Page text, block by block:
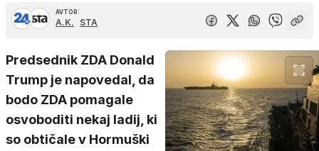
AVTOR:
A.K. STA
Predsednik ZDA Donald
Trump je napovedal, da
bodo ZDA pomagale
osvoboditi nekaj ladij, ki
so obtičale v Hormuški